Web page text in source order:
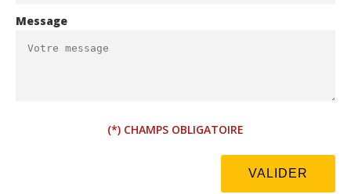
Message
(*) CHAMPS OBLIGATOIRE